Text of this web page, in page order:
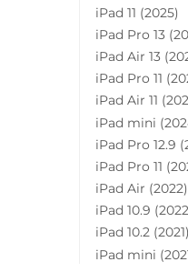
iPad 11 (2025)
iPad Pro 13
iPad Air 13
iPad Pro 11
iPad Air 11
iPad mini
iPad Pro 12.9
iPad Pro 11
iPad Air (2022)
iPad 10.9
iPad 10.2 (2021)
iPad mini